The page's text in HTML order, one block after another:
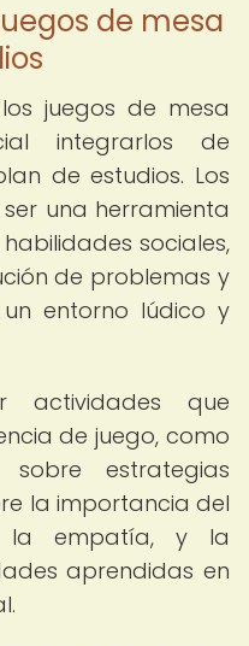
de mesa
juegos de mesa
integrarlos de
de estudios. Los
una herramienta
sociales,
de problemas y
entorno lúdico y
actividades que
de juego, como
estrategias
la importancia del
la empatía, y la
aprendidas en